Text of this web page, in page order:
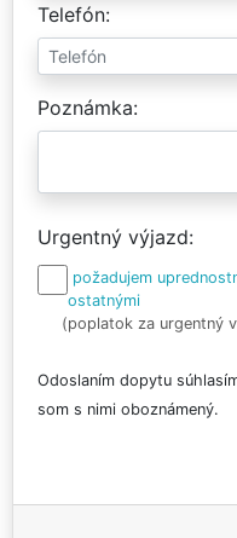
Telefón
Poznámka
Urgentný výjazd
požadujem
ostatnými
(poplatok za urgentný
Odoslaním dopytu
som s nimi oboznámený.